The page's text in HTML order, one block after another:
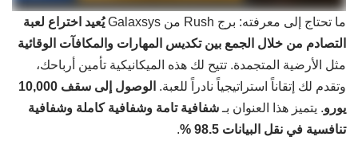
ما تحتاج إلى معرفته: برج Rush من Galaxsys
يُعيد اختراع لعبة
التصادم من خلال الجمع بين تكديس المهارات والمكافآت الوقائية
مثل الأرضية المتجمدة. تتيح لك هذه الميكانيكية تأمين أرباحك،
وتقدم لك إتقاناً استراتيجياً نادراً للعبة.
الوصول إلى سقف 10,000
يورو. يتميز هذا العنوان بـ شفافية تامة وشفافية كاملة وشفافية
تنافسية في نقل البيانات 98.5 %
.